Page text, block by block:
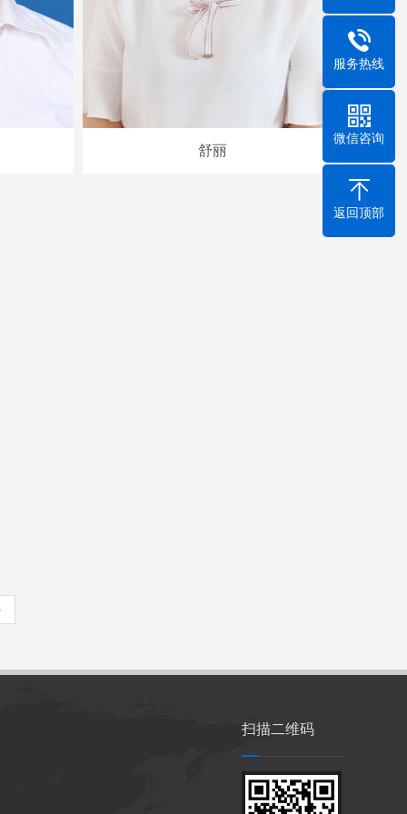
舒丽
扫描二维码
服务热线
微信咨询
返回顶部